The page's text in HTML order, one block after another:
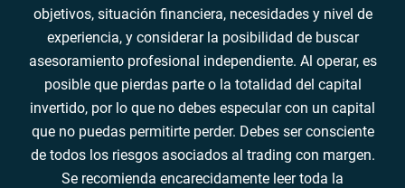
objetivos, situación financiera, necesidades y nivel de
experiencia, y considerar la posibilidad de buscar
asesoramiento profesional independiente. Al operar, es
posible que pierdas parte o la totalidad del capital
invertido, por lo que no debes especular con un capital
que no puedas permitirte perder. Debes ser consciente
de todos los riesgos asociados al trading con margen.
Se recomienda encarecidamente leer toda la